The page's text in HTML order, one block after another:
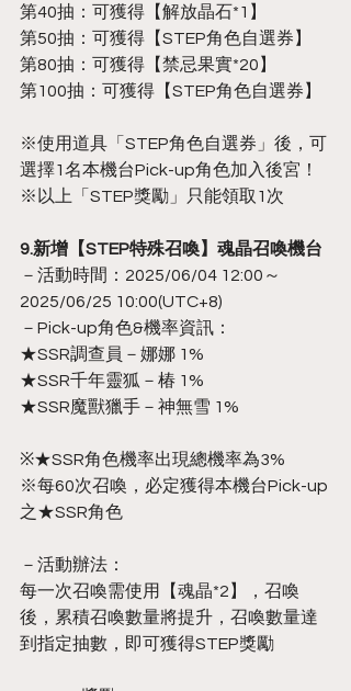
第40抽：可獲得【解放晶石*1】
第50抽：可獲得【STEP角色自選券】
第80抽：可獲得【禁忌果實*20】
第100抽：可獲得【STEP角色自選券】
※使用道具「STEP角色自選券」後，可
選擇1名本機台Pick-up角色加入後宮！
※以上「STEP獎勵」只能領取1次
9.新增【STEP特殊召喚】魂晶召喚機台
－活動時間：2025/06/04 12:00～
2025/06/25 10:00(UTC+8)
－Pick-up角色&機率資訊：
★SSR調查員－娜娜 1%
★SSR千年靈狐－椿 1%
★SSR魔獸獵手－神無雪 1%
※★SSR角色機率出現總機率為3%
※每60次召喚，必定獲得本機台Pick-up
之★SSR角色
－活動辦法：
每一次召喚需使用【魂晶*2】，召喚
後，累積召喚數量將提升，召喚數量達
到指定抽數，即可獲得STEP獎勵